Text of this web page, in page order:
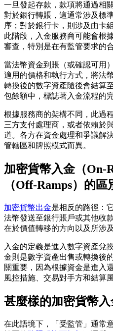
一旦發起存款，款項將通過相
對於銀行轉賬，這通常涉及標
序；對於銀行卡，則涉及由卡
此階段，入金服務商可能會根
審查，特別是在有監管要求的
當法幣資金到賬（或確認可用
適用的價格和執行方式，將法
轉換後的數字資產隨後會結算
包餘額中，標誌著入金流程的完
根據服務商的架構不同，此過
三方支付處理商，或者依賴於
道。各方在資金處理和爭議解
管轄區和牌照模式而異。
加密貨幣入金（On-
（Off-Ramps）的區
加密貨幣出金是相反的路徑：
法幣發送至銀行賬戶或其他收
在於價值轉移的方向以及所涉
入金的定義是進入數字資產兌
金則是數字資產出售或轉換後
關重要，因為根據資金是進入
風控措施、交易對手方和結算
甚麼樣的加密貨幣
在此語境下，「受監管」通常